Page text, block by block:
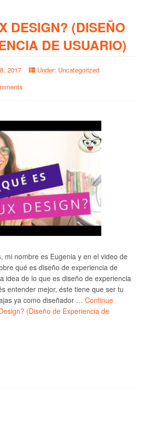
DESIGN? (DISEÑO
DE USUARIO)
2017 Under: Uncategorized
mi nombre es Eugenia y en el video de
qué es diseño de experiencia de
idea de lo que es diseño de experiencia
entender mejor, éste tiene que ser tu
ya como diseñador … Continue
(Diseño de Experiencia de